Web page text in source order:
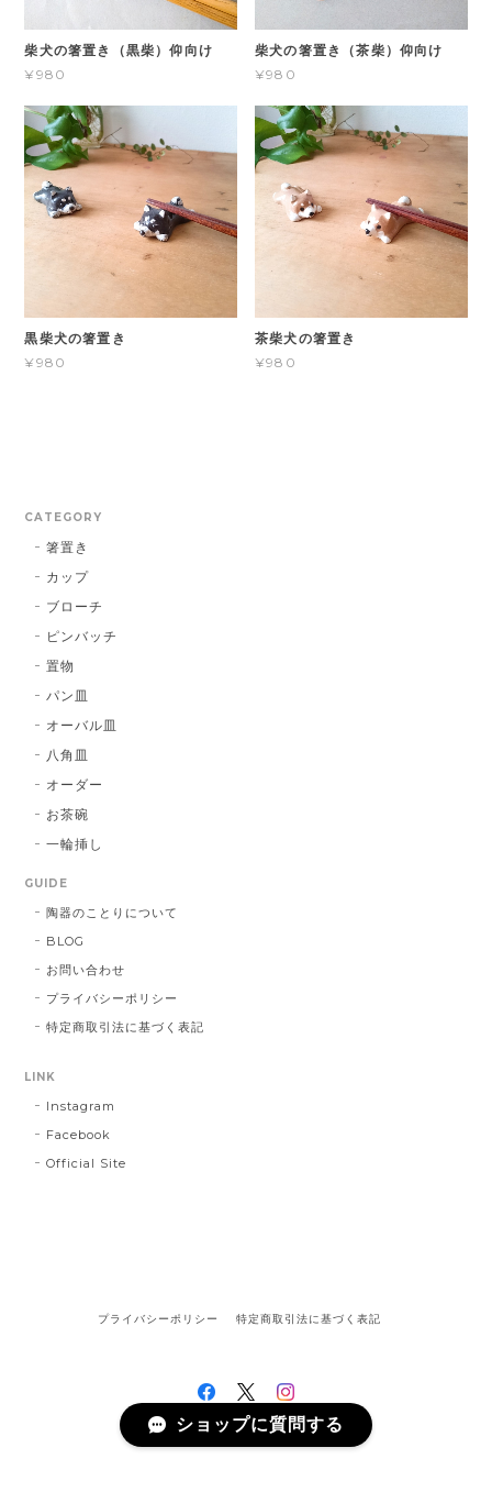
柴犬の箸置き（黒柴）仰向け
¥980
柴犬の箸置き（茶柴）仰向け
¥980
黒柴犬の箸置き
¥980
茶柴犬の箸置き
¥980
CATEGORY
箸置き
カップ
ブローチ
ピンバッチ
置物
パン皿
オーバル皿
八角皿
オーダー
お茶碗
一輪挿し
GUIDE
陶器のことりについて
BLOG
お問い合わせ
プライバシーポリシー
特定商取引法に基づく表記
LINK
Instagram
Facebook
Official Site
プライバシーポリシー 特定商取引法に基づく表記
©陶器のことり
ショップに質問する